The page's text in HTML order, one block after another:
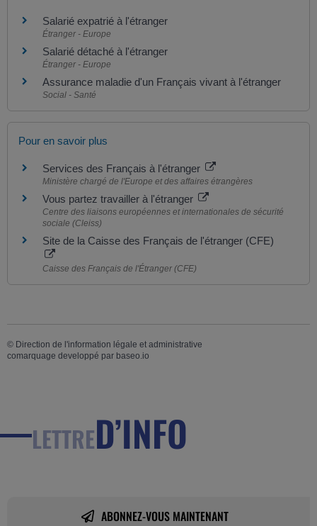
Salarié expatrié à l'étranger
Étranger - Europe
Salarié détaché à l'étranger
Étranger - Europe
Assurance maladie d'un Français vivant à l'étranger
Social - Santé
Pour en savoir plus
Services des Français à l'étranger
Ministère chargé de l'Europe et des affaires étrangères
Vous partez travailler à l'étranger
Centre des liaisons européennes et internationales de sécurité
sociale (Cleiss)
Site de la Caisse des Français de l'étranger (CFE)
Caisse des Français de l'Étranger (CFE)
© Direction de l'information légale et administrative
comarquage developpé par baseo.io
LETTRED’INFO
ABONNEZ-VOUS MAINTENANT